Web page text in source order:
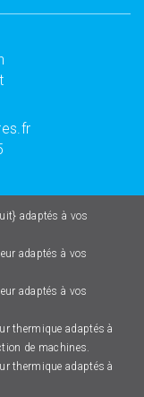
adaptés à vos
adaptés à vos
adaptés à vos
thermique adaptés à
de machines.
thermique adaptés à